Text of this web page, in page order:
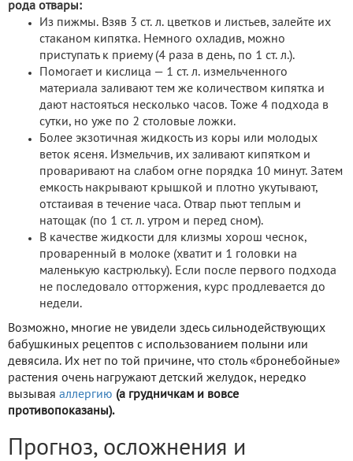
рода отвары:
Из пижмы. Взяв 3 ст. л. цветков и листьев, залейте их
стаканом кипятка. Немного охладив, можно
приступать к приему (4 раза в день, по 1 ст. л.).
Помогает и кислица — 1 ст. л. измельченного
материала заливают тем же количеством кипятка и
дают настояться несколько часов. Тоже 4 подхода в
сутки, но уже по 2 столовые ложки.
Более экзотичная жидкость из коры или молодых
веток ясеня. Измельчив, их заливают кипятком и
проваривают на слабом огне порядка 10 минут. Затем
емкость накрывают крышкой и плотно укутывают,
отстаивая в течение часа. Отвар пьют теплым и
натощак (по 1 ст. л. утром и перед сном).
В качестве жидкости для клизмы хорош чеснок,
проваренный в молоке (хватит и 1 головки на
маленькую кастрюльку). Если после первого подхода
не последовало отторжения, курс продлевается до
недели.
Возможно, многие не увидели здесь сильнодействующих
бабушкиных рецептов с использованием полыни или
девясила. Их нет по той причине, что столь «бронебойные»
растения очень нагружают детский желудок, нередко
вызывая аллергию (а грудничкам и вовсе
противопоказаны).
Прогноз, осложнения и